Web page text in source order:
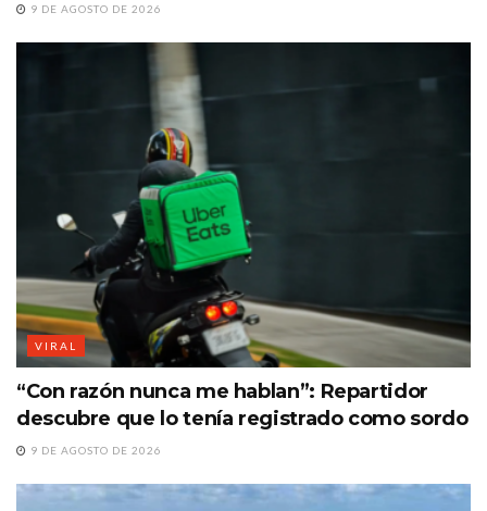
9 DE AGOSTO DE 2026
VIRAL
“Con razón nunca me hablan”: Repartidor
descubre que lo tenía registrado como sordo
9 DE AGOSTO DE 2026